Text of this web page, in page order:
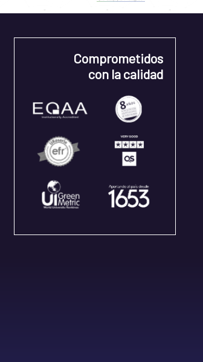
Comprometidos
con la calidad